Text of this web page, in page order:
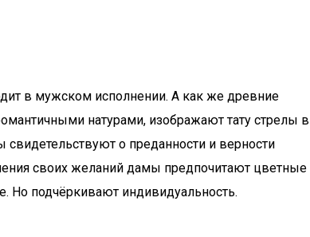
в мужском исполнении. А как же древние
натурами, изображают тату стрелы в
о преданности и верности
своих желаний дамы предпочитают цветные
Но подчёркивают индивидуальность.